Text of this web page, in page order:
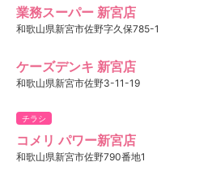
業務スーパー 新宮店
和歌山県新宮市佐野字久保785-1
ケーズデンキ 新宮店
和歌山県新宮市佐野3-11-19
チラシ
コメリ パワー新宮店
和歌山県新宮市佐野790番地1